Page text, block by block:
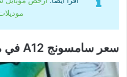
سعر سامسونج A12 في مصر 128 جيجا